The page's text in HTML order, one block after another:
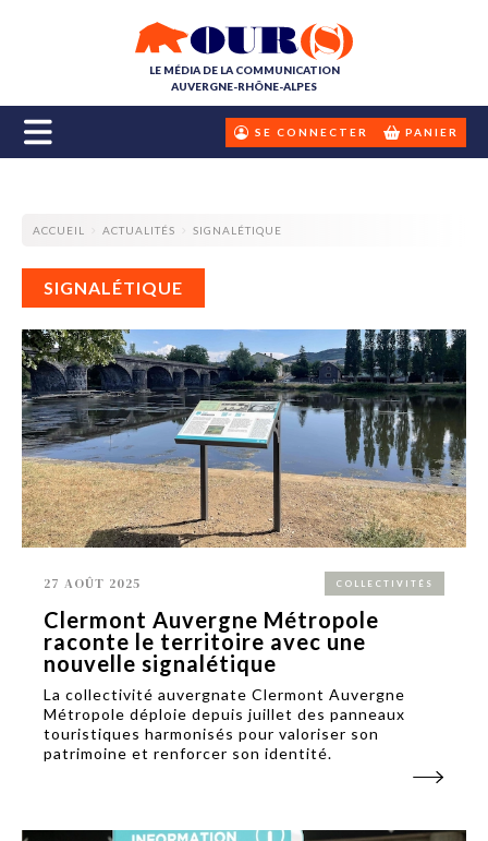
LE MÉDIA DE LA COMMUNICATION
AUVERGNE-RHÔNE-ALPES
SE CONNECTER PANIER
ACCUEIL ACTUALITÉS SIGNALÉTIQUE
SIGNALÉTIQUE
27 AOÛT 2025 COLLECTIVITÉS
Clermont Auvergne Métropole
raconte le territoire avec une
nouvelle signalétique
La collectivité auvergnate Clermont Auvergne
Métropole déploie depuis juillet des panneaux
touristiques harmonisés pour valoriser son
patrimoine et renforcer son identité.